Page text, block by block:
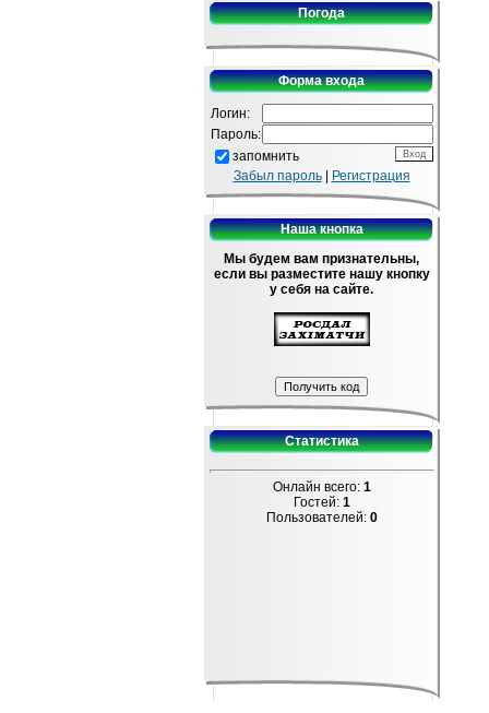
Погода
Форма входа
Логин:
Пароль:
запомнить
Забыл пароль| Регистрация
Наша кнопка
Мы будем вам признательны,
если вы разместите нашу кнопку
у себя на сайте.
Статистика
Онлайн всего: 1
Гостей: 1
Пользователей: 0